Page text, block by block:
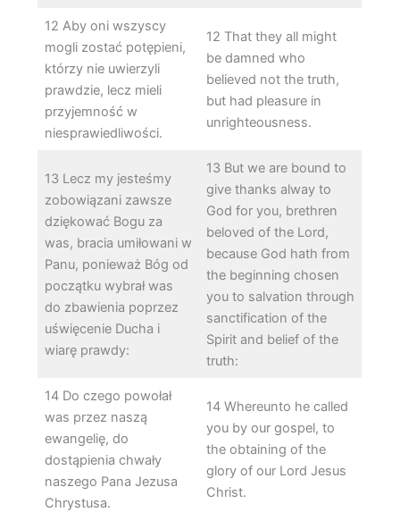
12 Aby oni wszyscy
mogli zostać potępieni,
którzy nie uwierzyli
prawdzie, lecz mieli
przyjemność w
niesprawiedliwości.
12 That they all might
be damned who
believed not the truth,
but had pleasure in
unrighteousness.
13 Lecz my jesteśmy
zobowiązani zawsze
dziękować Bogu za
was, bracia umiłowani w
Panu, ponieważ Bóg od
początku wybrał was
do zbawienia poprzez
uświęcenie Ducha i
wiarę prawdy:
13 But we are bound to
give thanks alway to
God for you, brethren
beloved of the Lord,
because God hath from
the beginning chosen
you to salvation through
sanctification of the
Spirit and belief of the
truth:
14 Do czego powołał
was przez naszą
ewangelię, do
dostąpienia chwały
naszego Pana Jezusa
Chrystusa.
14 Whereunto he called
you by our gospel, to
the obtaining of the
glory of our Lord Jesus
Christ.